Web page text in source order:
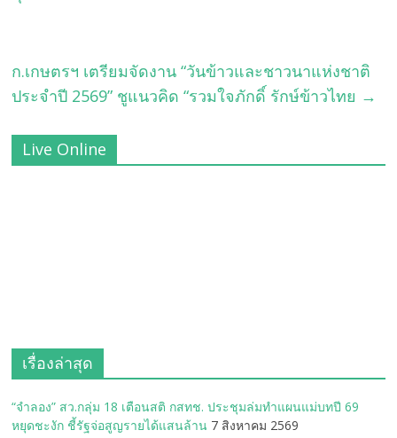
ก.เกษตรฯ เตรียมจัดงาน “วันข้าวและชาวนาแห่งชาติ
ประจำปี 2569” ชูแนวคิด “รวมใจภักดิ์ รักษ์ข้าวไทย →
Live Online
เรื่องล่าสุด
“จำลอง” สว.กลุ่ม 18 เตือนสติ กสทช. ประชุมล่มทำแผนแม่บทปี 69
หยุดชะงัก ชี้รัฐจ่อสูญรายได้แสนล้าน 7 สิงหาคม 2569